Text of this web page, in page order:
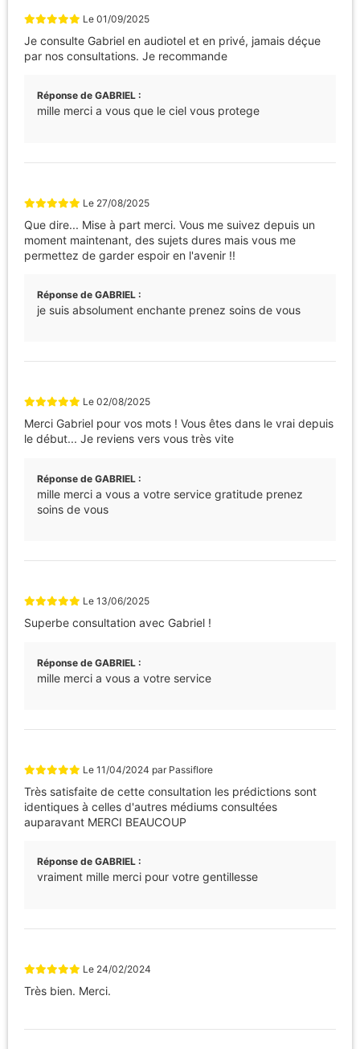
Le 01/09/2025
Je consulte Gabriel en audiotel et en privé, jamais déçue
par nos consultations. Je recommande
Réponse de GABRIEL :
mille merci a vous que le ciel vous protege
Le 27/08/2025
Que dire... Mise à part merci. Vous me suivez depuis un
moment maintenant, des sujets dures mais vous me
permettez de garder espoir en l'avenir !!
Réponse de GABRIEL :
je suis absolument enchante prenez soins de vous
Le 02/08/2025
Merci Gabriel pour vos mots ! Vous êtes dans le vrai depuis
le début... Je reviens vers vous très vite
Réponse de GABRIEL :
mille merci a vous a votre service gratitude prenez
soins de vous
Le 13/06/2025
Superbe consultation avec Gabriel !
Réponse de GABRIEL :
mille merci a vous a votre service
Le 11/04/2024 par Passiflore
Très satisfaite de cette consultation les prédictions sont
identiques à celles d'autres médiums consultées
auparavant MERCI BEAUCOUP
Réponse de GABRIEL :
vraiment mille merci pour votre gentillesse
Le 24/02/2024
Très bien. Merci.